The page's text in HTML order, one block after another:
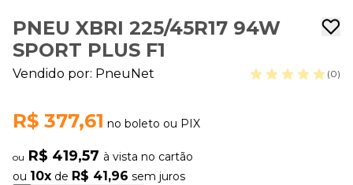
PNEU XBRI 225/45R17 94W
SPORT PLUS F1
Vendido por: PneuNet (0)
R$ 377,61 no boleto ou PIX
ou R$ 419,57 à vista no cartão
ou 10x de R$ 41,96 sem juros